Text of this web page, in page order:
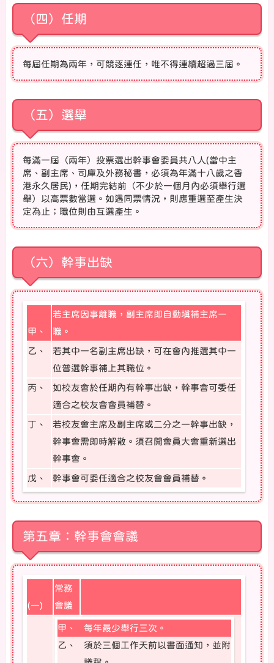
（四）任期
每屆任期為兩年，可競逐連任，唯不得連續超過三屆。
（五）選舉
每滿一屆（兩年）投票選出幹事會委員共八人(當中主
席、副主席、司庫及外務秘書，必須為年滿十八歲之香
港永久居民)，任期完結前（不少於一個月內必須舉行選
舉）以高票數當選。如遇同票情況，則應重選至產生決
定為止；職位則由互選產生。
（六）幹事出缺
甲、
若主席因事離職，副主席即自動填補主席一
職。
乙、
若其中一名副主席出缺，可在會內推選其中一
位普選幹事補上其職位。
丙、
如校友會於任期內有幹事出缺，幹事會可委任
適合之校友會會員補替。
丁、
若校友會主席及副主席或二分之一幹事出缺，
幹事會需即時解散。須召開會員大會重新選出
幹事會。
戊、 幹事會可委任適合之校友會會員補替。
第五章：幹事會會議
(一)
常務
會議
甲、
每年最少舉行三次。
乙、
須於三個工作天前以書面通知，並附